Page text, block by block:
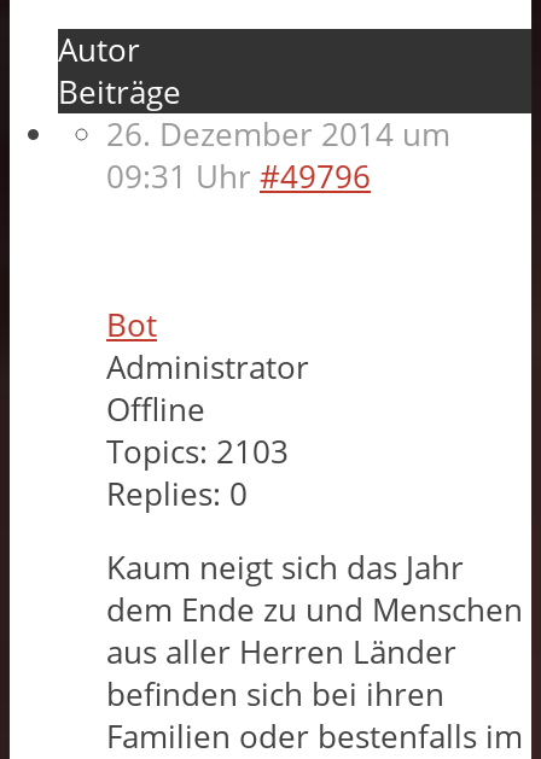
Autor
Beiträge
26. Dezember 2014 um
09:31 Uhr #49796
Bot
Administrator
Offline
Topics: 2103
Replies: 0
Kaum neigt sich das Jahr
dem Ende zu und Menschen
aus aller Herren Länder
befinden sich bei ihren
Familien oder bestenfalls im